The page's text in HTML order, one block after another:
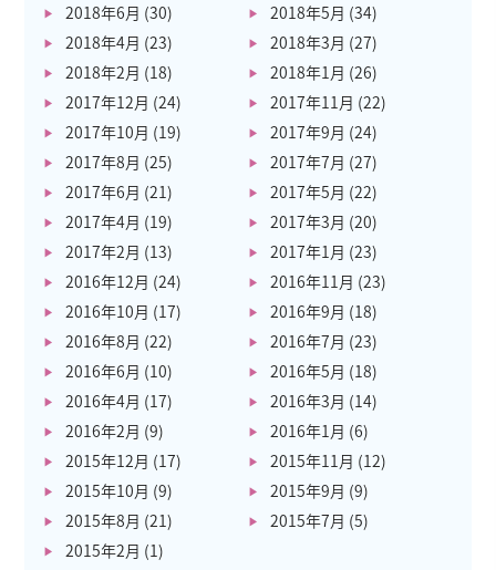
2018年6月 (30) 2018年5月 (34)
2018年4月 (23) 2018年3月 (27)
2018年2月 (18) 2018年1月 (26)
2017年12月 (24) 2017年11月 (22)
2017年10月 (19) 2017年9月 (24)
2017年8月 (25) 2017年7月 (27)
2017年6月 (21) 2017年5月 (22)
2017年4月 (19) 2017年3月 (20)
2017年2月 (13) 2017年1月 (23)
2016年12月 (24) 2016年11月 (23)
2016年10月 (17) 2016年9月 (18)
2016年8月 (22) 2016年7月 (23)
2016年6月 (10) 2016年5月 (18)
2016年4月 (17) 2016年3月 (14)
2016年2月 (9) 2016年1月 (6)
2015年12月 (17) 2015年11月 (12)
2015年10月 (9) 2015年9月 (9)
2015年8月 (21) 2015年7月 (5)
2015年2月 (1)